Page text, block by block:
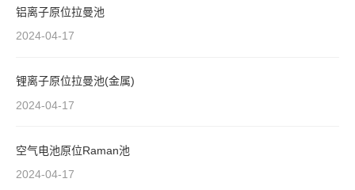
铝离子原位拉曼池
2024-04-17
锂离子原位拉曼池(金属)
2024-04-17
空气电池原位Raman池
2024-04-17